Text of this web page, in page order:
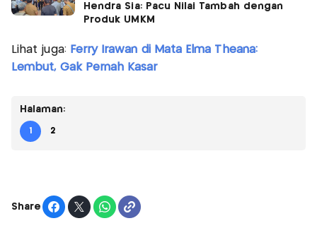
Hendra Sia: Pacu Nilai Tambah dengan
Produk UMKM
Lihat juga: Ferry Irawan di Mata Elma Theana:
Lembut, Gak Pernah Kasar
Halaman:
1 2
Share